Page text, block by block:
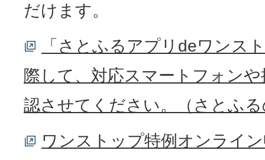
だけます。
「さとふるアプリdeワンス
際して、対応スマートフォン
認させてください。（さとふ
ワンストップ特例オンライ